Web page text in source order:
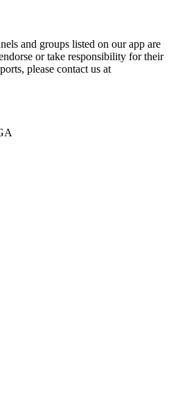
and groups listed on our app are
or take responsibility for their
please contact us at